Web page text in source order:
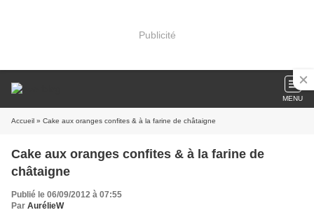
Publicité
MENU
Accueil » Cake aux oranges confites & à la farine de châtaigne
Cake aux oranges confites & à la farine de
châtaigne
Publié le 06/09/2012 à 07:55
Par AurélieW